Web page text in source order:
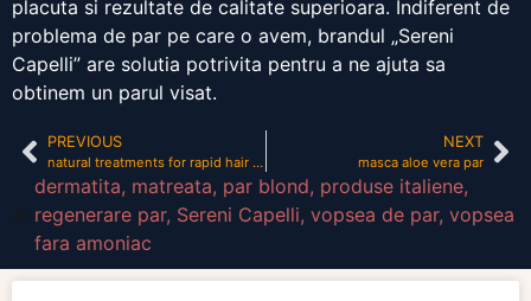
placuta si rezultate de calitate superioara. Indiferent de
problema de par pe care o avem, brandul „Sereni
Capelli” are solutia potrivita pentru a ne ajuta sa
obtinem un parul visat.
PREVIOUS
natural treatments for rapid hair growth
NEXT
masca aloe vera par
dermatita, matreata, par blond, produse italiene,
regenerare par, Sereni Capelli, vopsea de par, vopsea
fara amoniac